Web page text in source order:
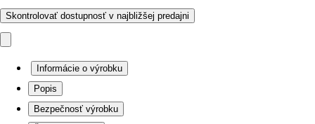
Skontrolovať dostupnosť v najbližšej predajni
Informácie o výrobku
Popis
Bezpečnosť výrobku